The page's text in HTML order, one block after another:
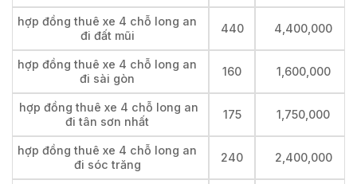
hợp đồng thuê xe 4 chỗ long an
đi đất mũi
440 4,400,000
hợp đồng thuê xe 4 chỗ long an
đi sài gòn
160 1,600,000
hợp đồng thuê xe 4 chỗ long an
đi tân sơn nhất
175 1,750,000
hợp đồng thuê xe 4 chỗ long an
đi sóc trăng
240 2,400,000